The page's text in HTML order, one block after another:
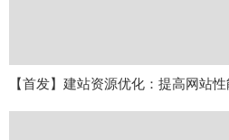
【首发】建站资源优化：提高网站